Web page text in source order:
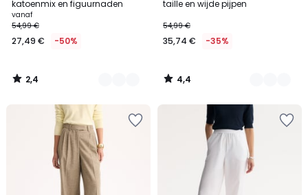
katoenmix en figuurnaden
Prijs
vanaf
27,49
In
plaats
toegepast.
vanaf
54,99 €
27,49 € -50%
2,4
/
taille en wijde pijpen
54,99 €
35,74 € -35%
4,4
/